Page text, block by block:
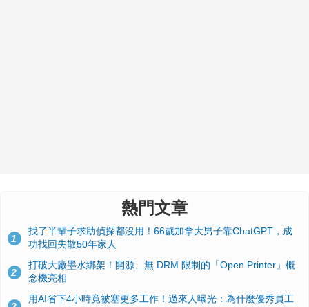
熱門文章
1
找了半輩子求助偵探都沒用！66歲加拿大男子靠ChatGPT，成
功找回失散50年家人
2
打破大廠墨水綁架！開源、無 DRM 限制的「Open Printer」概
念機亮相
用AI省下4小時竟被塞更多工作！過來人曝光：為什麼優秀員工